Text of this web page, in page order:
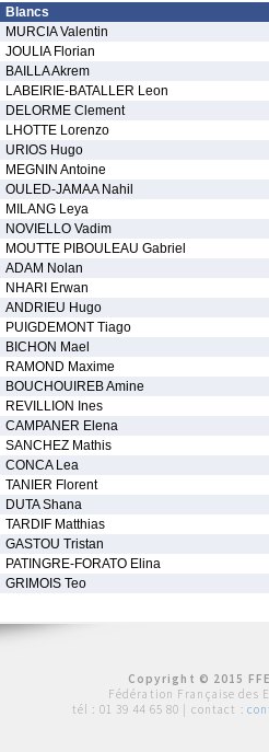
Blancs
MURCIA Valentin
JOULIA Florian
BAILLA Akrem
LABEIRIE-BATALLER Leon
DELORME Clement
LHOTTE Lorenzo
URIOS Hugo
MEGNIN Antoine
OULED-JAMAA Nahil
MILANG Leya
NOVIELLO Vadim
MOUTTE PIBOULEAU Gabriel
ADAM Nolan
NHARI Erwan
ANDRIEU Hugo
PUIGDEMONT Tiago
BICHON Mael
RAMOND Maxime
BOUCHOUIREB Amine
REVILLION Ines
CAMPANER Elena
SANCHEZ Mathis
CONCA Lea
TANIER Florent
DUTA Shana
TARDIF Matthias
GASTOU Tristan
PATINGRE-FORATO Elina
GRIMOIS Teo
Copyright © 2015
Fédération Française des
tél : 01 39 44 65 80 | contact :